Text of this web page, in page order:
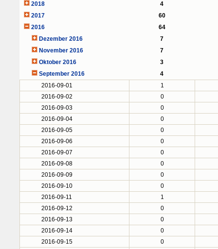
2018
4
2017
60
2016
64
Dezember 2016
7
November 2016
7
Oktober 2016
3
September 2016
4
2016-09-01
1
2016-09-02
0
2016-09-03
0
2016-09-04
0
2016-09-05
0
2016-09-06
0
2016-09-07
0
2016-09-08
0
2016-09-09
0
2016-09-10
0
2016-09-11
1
2016-09-12
0
2016-09-13
0
2016-09-14
0
2016-09-15
0